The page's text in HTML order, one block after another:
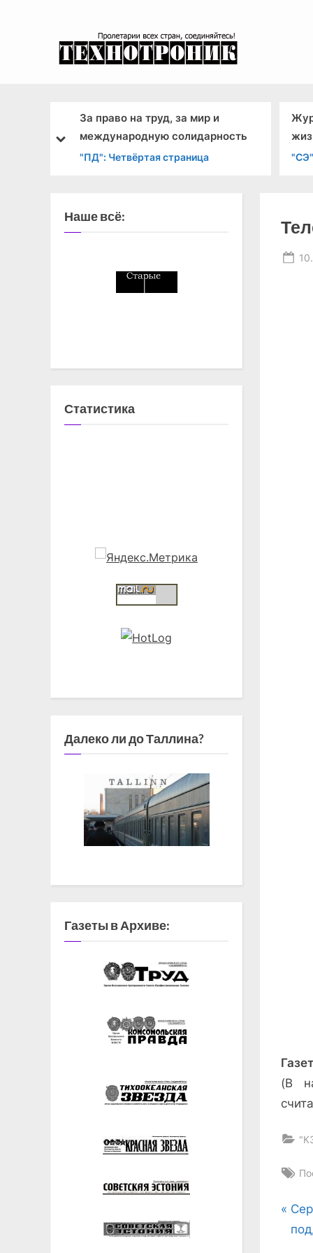
За право на труд, за мир и
международную солидарность
"ПД": Четвёртая страница "СЭ"
prev
next
(В
P
r
Наше всё:
Статистика
Далеко ли до Таллина?
Газеты в Архиве: